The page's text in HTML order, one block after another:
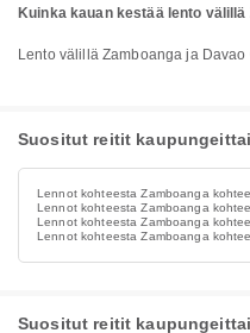
Kuinka kauan kestää lento
Lento välillä Zamboanga ja
Suositut reitit
Lennot kohteesta Zamboanga
Lennot kohteesta Zamboanga
Lennot kohteesta Zamboanga
Lennot kohteesta Zamboanga
Suositut reitit